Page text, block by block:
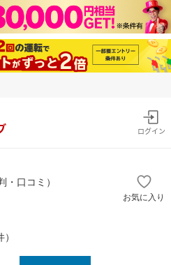
ログイン
・口コミ）
お気に入り
）